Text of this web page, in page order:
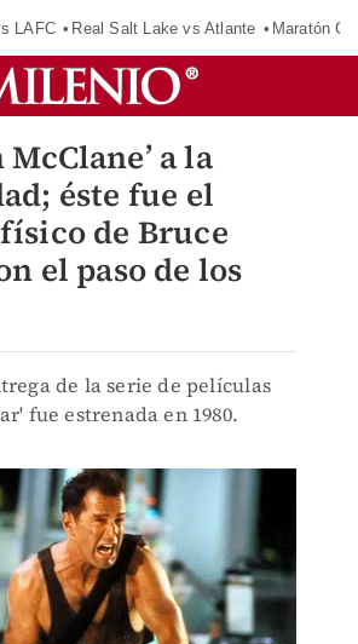
LAFC Real Salt Lake vs Atlante Maratón
McClane’ a la
éste fue el
de Bruce
el paso de los
de la serie de películas
fue estrenada en 1980.